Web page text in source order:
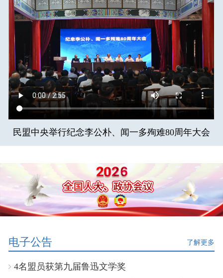
民盟中央举行纪念李公朴、闻一多殉难80周年大会
电子公告 了解更多
4名盟员获第九届鲁迅文学奖